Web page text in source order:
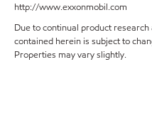
http://www.exxonmobil.com
Due to continual product
contained herein is subject to
Properties may vary slightly.